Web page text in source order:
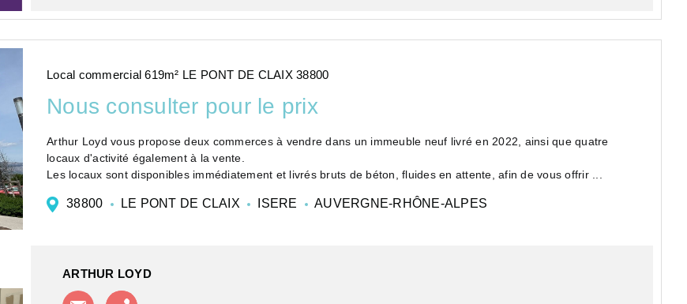
Local commercial 619m² LE PONT DE CLAIX 38800
Nous consulter pour le prix
Arthur Loyd vous propose deux commerces à vendre dans un immeuble neuf livré en 2022, ainsi que quatre
locaux d'activité également à la vente.
Les locaux sont disponibles immédiatement et livrés bruts de béton, fluides en attente, afin de vous offrir ...
38800 LE PONT DE CLAIX ISERE AUVERGNE-RHÔNE-ALPES
ARTHUR LOYD
Contacter l'agence